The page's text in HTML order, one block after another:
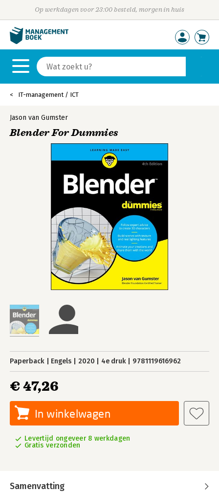
Op werkdagen voor 23:00 besteld, morgen in huis
IT-management / ICT
Jason van Gumster
Blender For Dummies
Paperback Engels 2020 4e druk 9781119616962
€ 47,26
In winkelwagen
Levertijd ongeveer 8 werkdagen
Gratis verzonden
Samenvatting